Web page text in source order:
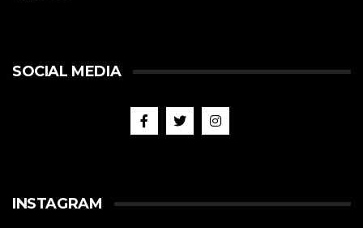
SOCIAL MEDIA
INSTAGRAM